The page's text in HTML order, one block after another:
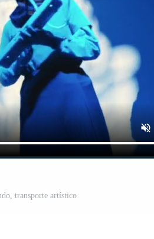
transporte artístico